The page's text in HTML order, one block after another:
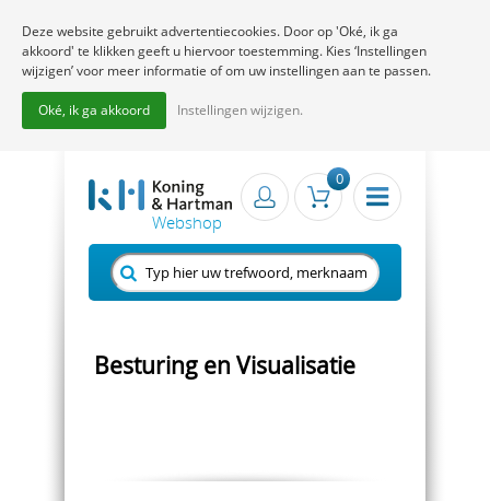
0
Besturing en Visualisatie
Deze website gebruikt advertentiecookies. Door op 'Oké, ik ga
akkoord' te klikken geeft u hiervoor toestemming. Kies ‘Instellingen
wijzigen’ voor meer informatie of om uw instellingen aan te passen.
Oké, ik ga akkoord Instellingen wijzigen.